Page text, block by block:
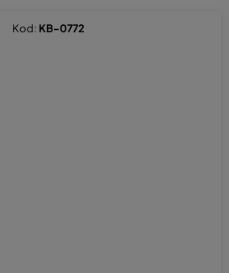
Kod: KB-0772